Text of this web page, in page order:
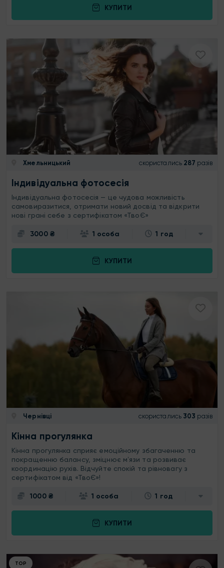
КУПИТИ
Хмельницький скористались 287 разів
Індивідуальна фотосесія
Індивідуальна фотосесія — це чудова можливість
самовиразитися, отримати новий досвід та відкрити
нові грані себе з сертифікатом «ТвоЄ»
3000 ₴ 1 особа 1 год
КУПИТИ
Чернівці скористались 303 разів
Кінна прогулянка
Кінна прогулянка сприяє емоційному збагаченню та
покращенню балансу, зміцнює мʼязи та розвиває
координацію рухів. Відчуйте спокій та рівновагу з
сертифікатом від «ТвоЄ»!
1000 ₴ 1 особа 1 год
КУПИТИ
ТОР